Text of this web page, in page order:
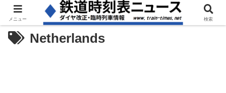
Netherlands
メニュー 検索